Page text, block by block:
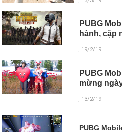
PUBG
hành, cập
, 19/2/19
PUBG
mừng
, 13/2/19
PUBG